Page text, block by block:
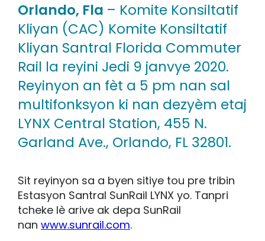
Orlando, Fla – Komite Konsiltatif
Kliyan (CAC) Komite Konsiltatif
Kliyan Santral Florida Commuter
Rail la reyini Jedi 9 janvye 2020.
Reyinyon an fèt a 5 pm nan sal
multifonksyon ki nan dezyèm etaj
LYNX Central Station, 455 N.
Garland Ave., Orlando, FL 32801.
Sit reyinyon sa a byen sitiye tou pre tribin
Estasyon Santral SunRail LYNX yo. Tanpri
tcheke lè arive ak depa SunRail
nan www.sunrail.com.